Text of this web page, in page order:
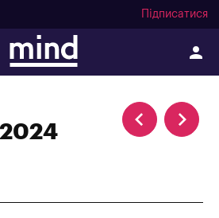
Підписатися